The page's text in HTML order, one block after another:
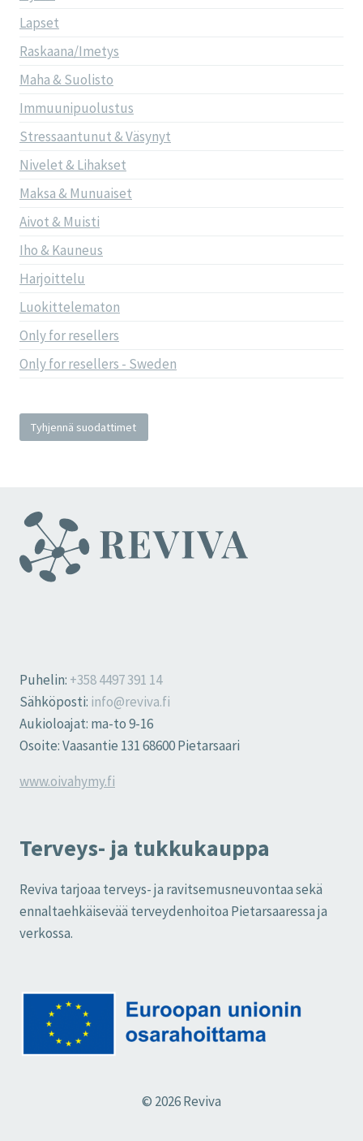
Lapset
Raskaana/Imetys
Maha & Suolisto
Immuunipuolustus
Stressaantunut & Väsynyt
Nivelet & Lihakset
Maksa & Munuaiset
Aivot & Muisti
Iho & Kauneus
Harjoittelu
Luokittelematon
Only for resellers
Only for resellers - Sweden
Tyhjennä suodattimet
Puhelin: +358 4497 391 14
Sähköposti: info@reviva.fi
Aukioloajat: ma-to 9-16
Osoite: Vaasantie 131 68600 Pietarsaari
www.oivahymy.fi
Terveys- ja tukkukauppa
Reviva tarjoaa terveys- ja ravitsemusneuvontaa sekä
ennaltaehkäisevää terveydenhoitoa Pietarsaaressa ja
verkossa.
© 2026 Reviva